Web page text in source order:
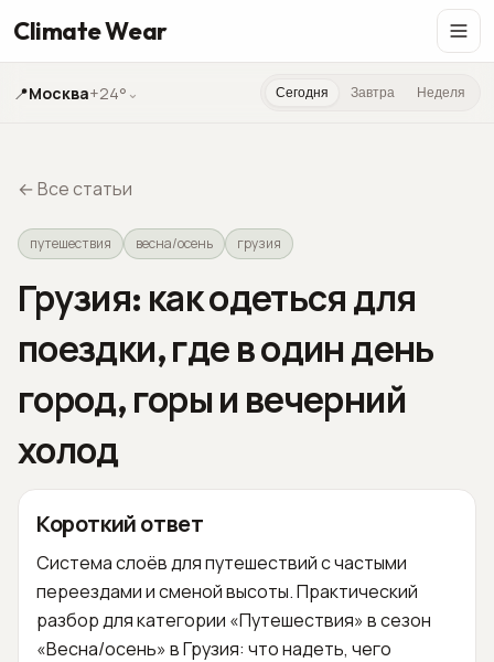
Climate Wear
📍Москва+24° ⌄ Сегодня Завтра Неделя
←Все статьи
путешествия весна/осень грузия
Грузия: как одеться для
поездки, где в один день
город, горы и вечерний
холод
Короткий ответ
Система слоёв для путешествий с частыми
переездами и сменой высоты. Практический
разбор для категории «Путешествия» в сезон
«Весна/осень» в Грузия: что надеть, чего